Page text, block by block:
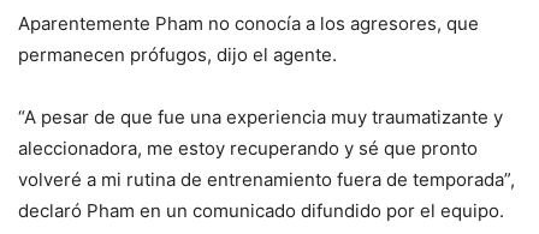
Aparentemente Pham no conocía a los agresores, que
permanecen prófugos, dijo el agente.
“A pesar de que fue una experiencia muy traumatizante y
aleccionadora, me estoy recuperando y sé que pronto
volveré a mi rutina de entrenamiento fuera de temporada”,
declaró Pham en un comunicado difundido por el equipo.